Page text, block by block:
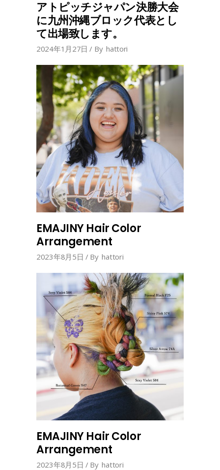
アトピッチジャパン決勝大会
に九州沖縄ブロック代表とし
て出場致します。
2024年1月27日 By hattori
EMAJINY Hair Color
Arrangement
2023年8月5日 By hattori
EMAJINY Hair Color
Arrangement
2023年8月5日 By hattori